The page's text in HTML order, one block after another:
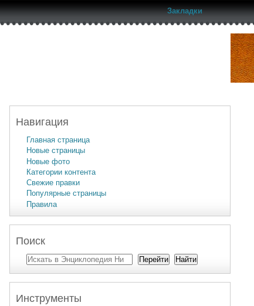
Закладки
Навигация
Главная страница
Новые страницы
Новые фото
Категории контента
Свежие правки
Популярные страницы
Правила
Поиск
Инструменты